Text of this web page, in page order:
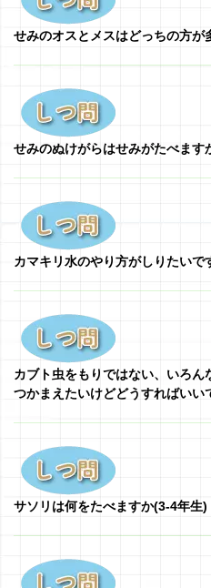
せみのオスとメスはどっちの方が
せみのぬけがらはせみがたべます
カマキリ水のやり方がしりたいで
カブト虫をもりではない、いろん
つかまえたいけどどうすればいい
サソリは何をたべますか(3-4年生)